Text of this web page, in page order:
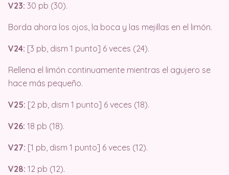
V23: 30 pb (30).
Borda ahora los ojos, la boca y las mejillas en el limón.
V24: [3 pb, dism 1 punto] 6 veces (24).
Rellena el limón continuamente mientras el agujero se
hace más pequeño.
V25: [2 pb, dism 1 punto] 6 veces (18).
V26: 18 pb (18).
V27: [1 pb, dism 1 punto] 6 veces (12).
V28: 12 pb (12).